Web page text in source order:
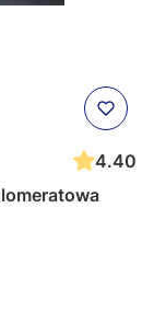
4.40